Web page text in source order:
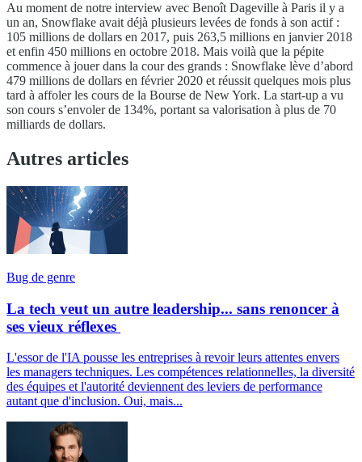
Au moment de notre interview avec Benoît Dageville à Paris il y a
un an, Snowflake avait déjà plusieurs levées de fonds à son actif :
105 millions de dollars en 2017, puis 263,5 millions en janvier 2018
et enfin 450 millions en octobre 2018. Mais voilà que la pépite
commence à jouer dans la cour des grands : Snowflake lève d’abord
479 millions de dollars en février 2020 et réussit quelques mois plus
tard à affoler les cours de la Bourse de New York. La start-up a vu
son cours s’envoler de 134%, portant sa valorisation à plus de 70
milliards de dollars.
Autres articles
Bug de genre
La tech veut un autre leadership... sans renoncer à
ses vieux réflexes
L'essor de l'IA pousse les entreprises à revoir leurs attentes envers
les managers techniques. Les compétences relationnelles, la diversité
des équipes et l'autorité deviennent des leviers de performance
autant que d'inclusion. Oui, mais...